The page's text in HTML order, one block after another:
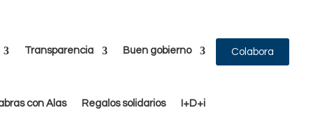
Transparencia Buen gobierno
con Alas Regalos solidarios I+D+i
Colabora